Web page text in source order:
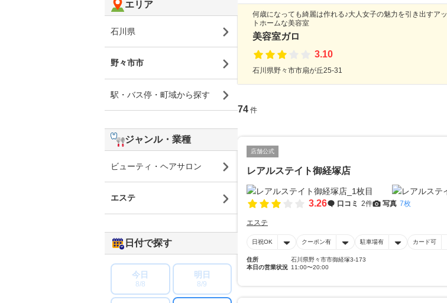
何歳になっても綺麗は作れる♪大人女子の魅力を引き出すアッ
トホームな美容室
美容室ガロ
3.10
石川県野々市市扇が丘25-31
74 件
店舗公式
レアルステイト御経塚店
3.26 口コミ 2件 写真 7枚
エステ
日祝OK クーポン有 駐車場有 カード可
住所
石川県野々市市御経塚3-173
本日の営業状況 11:00〜20:00
エリア
石川県
野々市市
駅・バス停・町域から探す
ジャンル・業種
ビューティ・ヘアサロン
エステ
日付で探す
今日
8/8
明日
8/9